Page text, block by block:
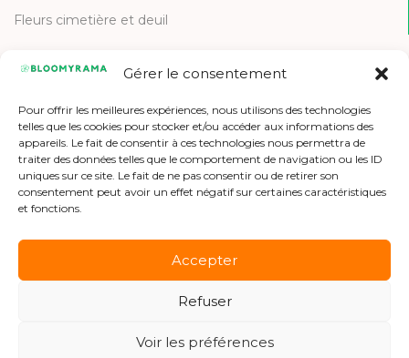
Gérer le consentement
Pour offrir les meilleures expériences, nous utilisons des technologies
telles que les cookies pour stocker et/ou accéder aux informations des
appareils. Le fait de consentir à ces technologies nous permettra de
traiter des données telles que le comportement de navigation ou les ID
uniques sur ce site. Le fait de ne pas consentir ou de retirer son
consentement peut avoir un effet négatif sur certaines caractéristiques
et fonctions.
Accepter
Refuser
Voir les préférences
Fleurs cimetière et deuil
Contactez-nous
Etre référencé
Offres d'emploi